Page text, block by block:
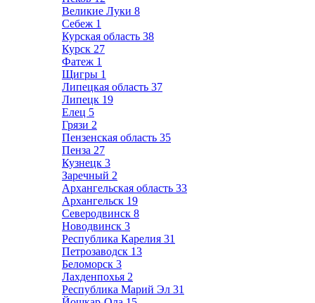
Великие Луки 8
Себеж 1
Курская область 38
Курск 27
Фатеж 1
Щигры 1
Липецкая область 37
Липецк 19
Елец 5
Грязи 2
Пензенская область 35
Пенза 27
Кузнецк 3
Заречный 2
Архангельская область 33
Архангельск 19
Северодвинск 8
Новодвинск 3
Республика Карелия 31
Петрозаводск 13
Беломорск 3
Лахденпохья 2
Республика Марий Эл 31